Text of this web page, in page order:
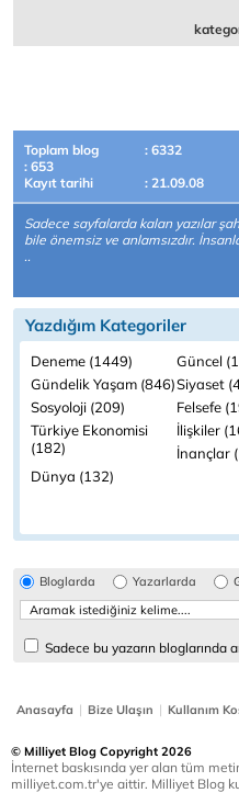
Toplam blog
: 6332
: 653
Kayıt tarihi
: 21.09.08
Sadece sayfalarda kalan yazılar
bile önemsiz ve anlamsızdır.
..
Yazdığım Kategoriler
Deneme (1449)
Güncel
Gündelik Yaşam (846)Siyaset
Sosyoloji (209)
Felsefe
Türkiye Ekonomisi
(182)
İlişkiler
İnançlar
Dünya (132)
Bloglarda Yazarlarda
Sadece bu yazarın bloglarında
Anasayfa | Bize Ulaşın | Kullanım
© Milliyet Blog Copyright 2026
İnternet baskısında yer alan tüm
milliyet.com.tr'ye aittir. Milliyet Blog